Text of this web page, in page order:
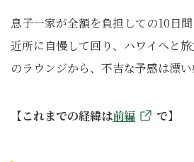
息子一家が全額を負担しての10日
近所に自慢して回り、ハワイへと
のラウンジから、不吉な予感は漂い
【これまでの経緯は前編 で】